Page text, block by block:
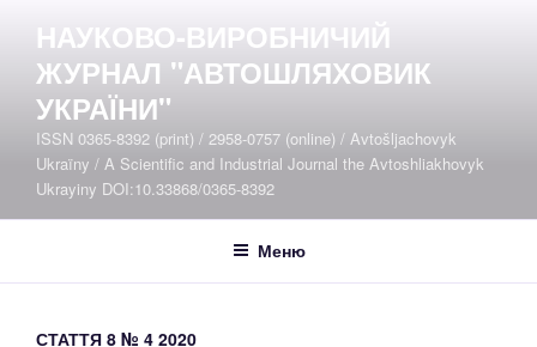
вмісту
НАУКОВО-ВИРОБНИЧИЙ
ЖУРНАЛ "АВТОШЛЯХОВИК
УКРАЇНИ"
ISSN 0365-8392 (print) / 2958-0757 (online) / Avtošljachovyk
Ukraïny / A Scientific and Industrial Journal the Avtoshliakhovyk
Ukrayiny DOI:10.33868/0365-8392
Меню
СТАТТЯ 8 № 4 2020